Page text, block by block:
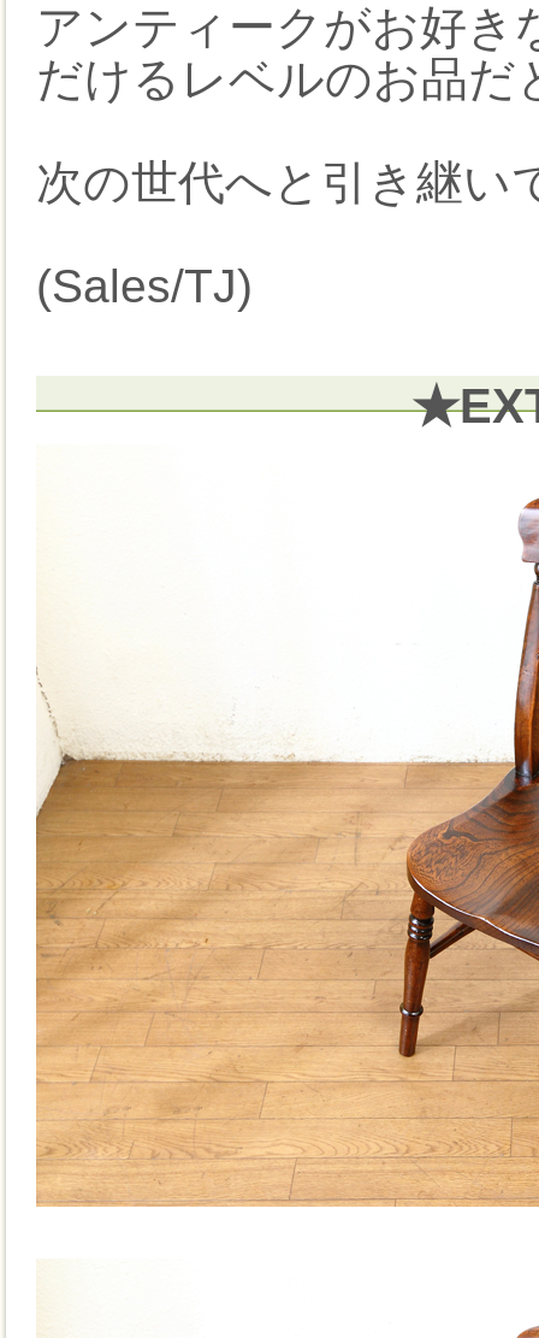
アンティークがお好き
だけるレベルのお品だ
次の世代へと引き継い
(Sales/TJ)